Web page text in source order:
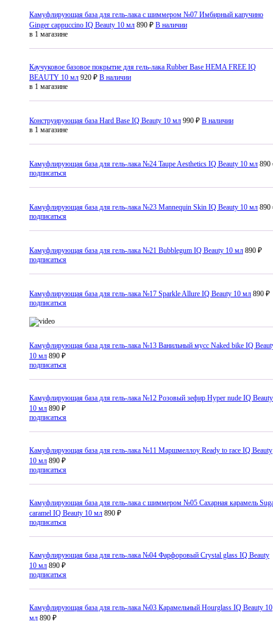
Камуфлирующая база для гель-лака с шиммером №07 Имбирный капучино
Ginger cappuccino IQ Beauty 10 мл 890 ₽ В наличии
в 1 магазине
Каучуковое базовое покрытие для гель-лака Rubber Base HEMA FREE IQ
BEAUTY 10 мл 920 ₽ В наличии
в 1 магазине
Конструирующая база Hard Base IQ Beauty 10 мл 990 ₽ В наличии
в 1 магазине
Камуфлирующая база для гель-лака №24 Taupe Aesthetics IQ Beauty 10 мл 890
подписаться
Камуфлирующая база для гель-лака №23 Mannequin Skin IQ Beauty 10 мл 890
подписаться
Камуфлирующая база для гель-лака №21 Bubblegum IQ Beauty 10 мл 890 ₽
подписаться
Камуфлирующая база для гель-лака №17 Sparkle Allure IQ Beauty 10 мл 890 ₽
подписаться
Камуфлирующая база для гель-лака №13 Ванильный мусс Naked bike IQ
10 мл 890 ₽
подписаться
Камуфлирующая база для гель-лака №12 Розовый зефир Hyper nude IQ Beauty
10 мл 890 ₽
подписаться
Камуфлирующая база для гель-лака №11 Маршмеллоу Ready to race IQ Beauty
10 мл 890 ₽
подписаться
Камуфлирующая база для гель-лака с шиммером №05 Сахарная карамель
caramel IQ Beauty 10 мл 890 ₽
подписаться
Камуфлирующая база для гель-лака №04 Фарфоровый Crystal glass IQ Beauty
10 мл 890 ₽
подписаться
Камуфлирующая база для гель-лака №03 Карамельный Hourglass IQ Beauty 10
мл 890 ₽